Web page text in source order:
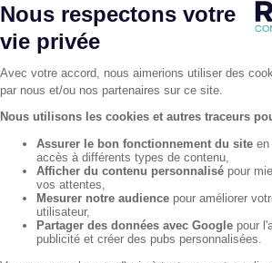
DES ACTIFS ET DES
LES ENGAGEMENTS ESG
GROUPES
: tests de dépréciation,
évaluation des stocks,
environnementales, contentieux, ...)